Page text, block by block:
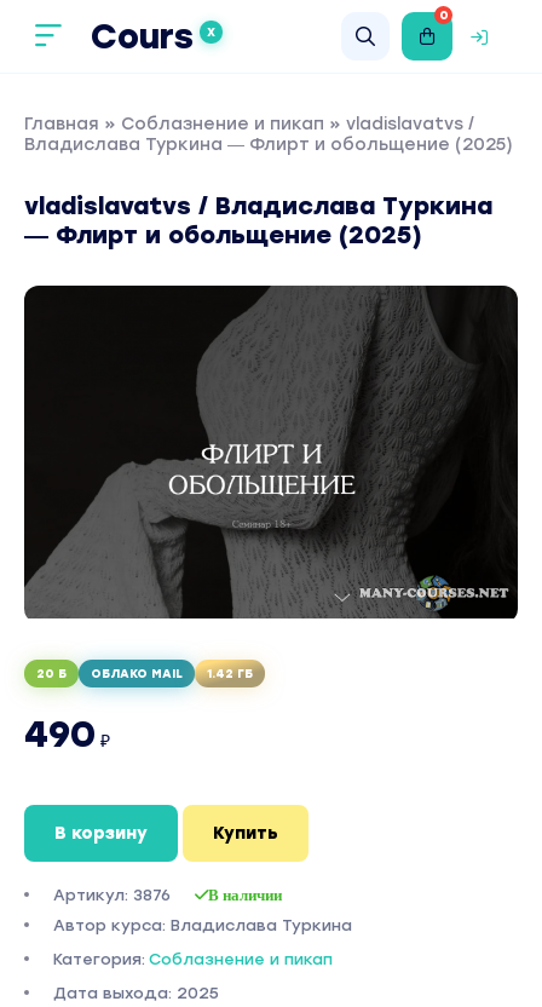
Cours X
0
Главная » Соблазнение и пикап » vladislavatvs /
Владислава Туркина ― Флирт и обольщение (2025)
vladislavatvs / Владислава Туркина
― Флирт и обольщение (2025)
20 Б ОБЛАКО MAIL 1.42 ГБ
490 ₽
В корзину Купить
Артикул: 3876 В наличии
Автор курса: Владислава Туркина
Категория: Соблазнение и пикап
Дата выхода: 2025